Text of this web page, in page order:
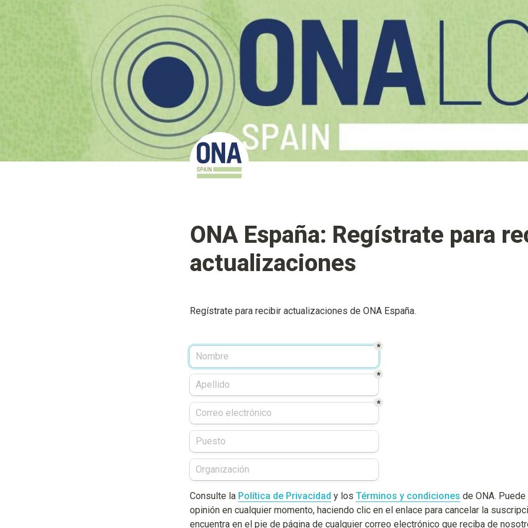
ONA España: Regístrate para
actualizaciones
Regístrate para recibir actualizaciones de ONA España.
*
*
*
Consulte la Política de Privacidad y los Términos y condiciones de ONA.
opinión en cualquier momento, haciendo clic en el enlace para cancelar la
encuentra en el pie de página de cualquier correo electrónico que reciba de